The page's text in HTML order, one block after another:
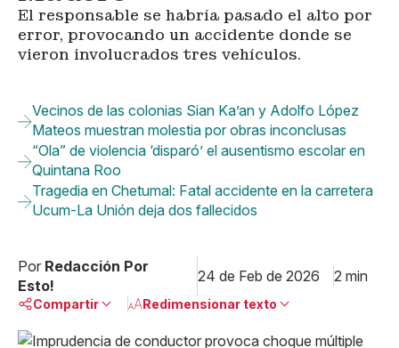
El responsable se habría pasado el alto por
error, provocando un accidente donde se
vieron involucrados tres vehículos.
Vecinos de las colonias Sian Ka’an y Adolfo López
Mateos muestran molestia por obras inconclusas
“Ola” de violencia ‘disparó’ el ausentismo escolar en
Quintana Roo
Tragedia en Chetumal: Fatal accidente en la carretera
Ucum-La Unión deja dos fallecidos
Por Redacción Por
Esto!
24 de Feb de 2026 2 min
Compartir Redimensionar texto